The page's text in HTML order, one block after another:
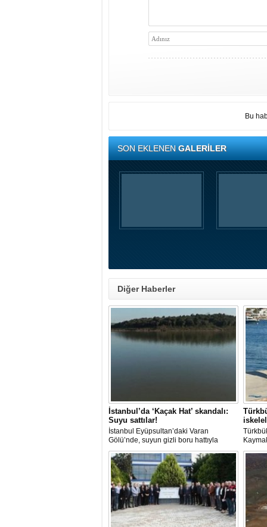
Bu
SON EKLENENGALERİLER
Diğer Haberler
İstanbul’da ‘Kaçak Hat’ skandalı:
Suyu sattılar!
İstanbul Eyüpsultan’daki Varan
Gölü’nde, suyun gizli boru hattıyla
çekilip tankerlere aktarıldığı öne
sürüldü. Hattın izini süren vatandaşlar,
yaklaşık 3 kilometrelik kaçak düzenek
kurulduğunu iddia etti.
liman